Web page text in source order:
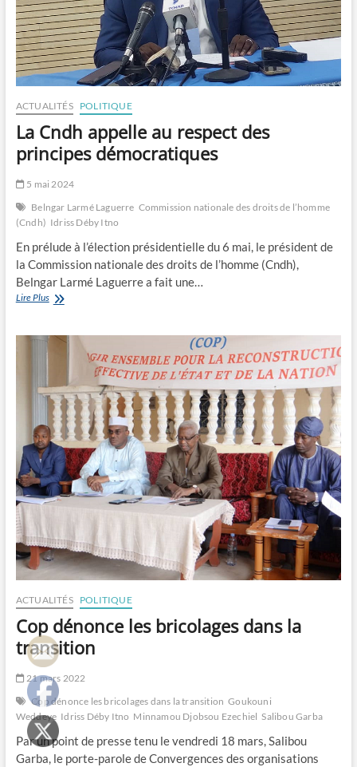
ACTUALITÉS POLITIQUE
La Cndh appelle au respect des
principes démocratiques
5 mai 2024
Belngar Larmé Laguerre Commission nationale des droits de l’homme
(Cndh) Idriss Déby Itno
En prélude à l’élection présidentielle du 6 mai, le président de
la Commission nationale des droits de l’homme (Cndh),
Belngar Larmé Laguerre a fait une…
Lire PlusLa
au
principes
démocratiques
ACTUALITÉS POLITIQUE
Cop dénonce les bricolages dans la
transition
21 mars 2022
Cop dénonce les bricolages dans la transition Goukouni
Weddeye Idriss Déby Itno Minnamou Djobsou Ezechiel Salibou Garba
Par un point de presse tenu le vendredi 18 mars, Salibou
Garba, le porte-parole de Convergences des organisations